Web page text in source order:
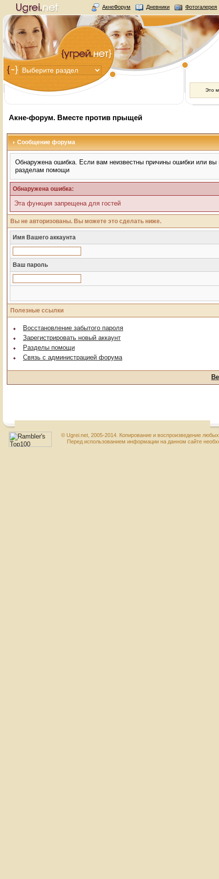
АкнеФорум Дневники Фотогалерея
Это
Акне-форум. Вместе против прыщей
Сообщение форума
Обнаружена ошибка. Если вам неизвестны причины ошибки или вы
разделам помощи
Обнаружена ошибка:
Эта функция запрещена для гостей
Вы не авторизованы. Вы можете это сделать ниже.
Имя Вашего аккаунта
Ваш пароль
Полезные ссылки
Восстановление забытого пароля
Зарегистрировать новый аккаунт
Разделы помощи
Связь с администрацией форума
© Ugrei.net, 2005-2014. Копирование и воспроизведение
Перед использованием информации на данном сайте